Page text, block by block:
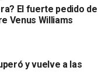
El fuerte pedido de
Venus Williams
y vuelve a las